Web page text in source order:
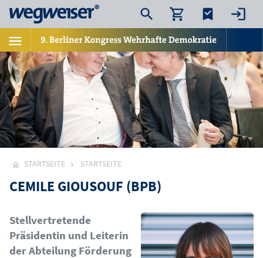
STARTSEITE STARTSEITE
CEMILE GIOUSOUF (BPB)
Bild
Stellvertretende
Präsidentin und Leiterin
der Abteilung Förderung